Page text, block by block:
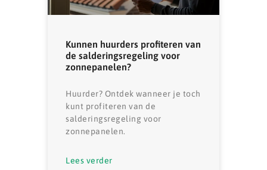
Kunnen huurders profiteren van
de salderingsregeling voor
zonnepanelen?
Huurder? Ontdek wanneer je toch
kunt profiteren van de
salderingsregeling voor
zonnepanelen.
Lees verder